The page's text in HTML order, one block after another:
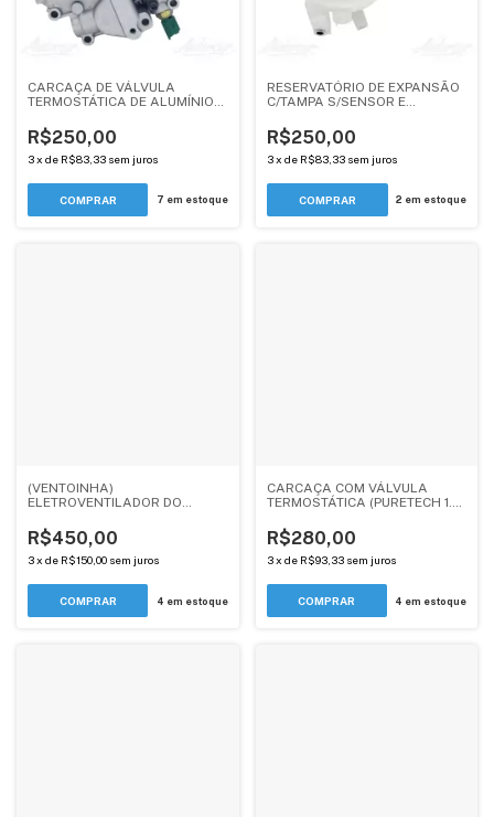
CARCAÇA DE VÁLVULA
TERMOSTÁTICA DE ALUMÍNIO
CITROEN C3 TODOS,XSARA 1.4,
1.5, 1.6 - ANDERCAR
R$250,00
3x de R$83,33 sem juros
7 em estoque
RESERVATÓRIO DE EXPANSÃO
C/TAMPA S/SENSOR E
307, 308, 408 / CITROEN C3,
C4 TODOS 1.6, 2.0
R$250,00
3 x de R$83,33 sem juros
2 em estoque
(VENTOINHA)
ELETROVENTILADOR DO
2008 / CITROEN C3, C3
PICASSO, AIRCROSS / DS3 -
MANUAL- ANDERCAR
R$450,00
3x de R$150,00 sem juros
4 em estoque
CARCAÇA COM VÁLVULA
TERMOSTÁTICA (PURETECH 1.2)
ANDERCAR
R$280,00
3 x de R$93,33 sem juros
4 em estoque